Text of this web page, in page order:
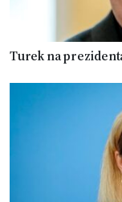
Turek na